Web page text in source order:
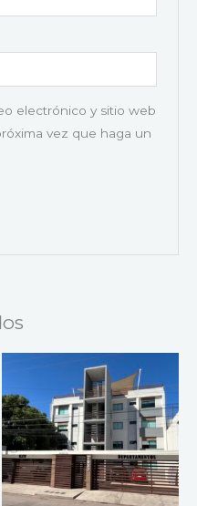
electrónico y sitio web
vez que haga un